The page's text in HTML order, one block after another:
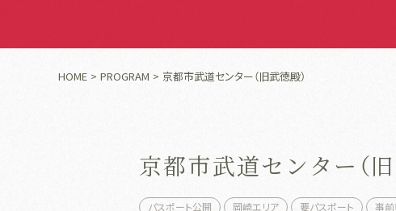
HOME PROGRAM 京都市武道センター（旧武徳殿）
京都市武道センター（旧
パスポート公開 岡崎エリア 要パスポート 事